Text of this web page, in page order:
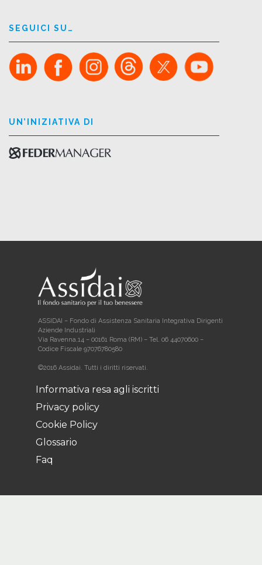
SEGUICI SU…
UN’INIZIATIVA DI
ASSIDAI – Fondo di Assistenza Sanitaria Integrativa Dirigenti
Aziende Industriali
Via Ravenna,14 – 00161 Roma (RM) – Tel. 06 44070600 –
Codice Fiscale 97076780580
©2016 Assidai. Tutti i diritti riservati.
Informativa resa agli iscritti
Privacy policy
Cookie Policy
Glossario
Faq